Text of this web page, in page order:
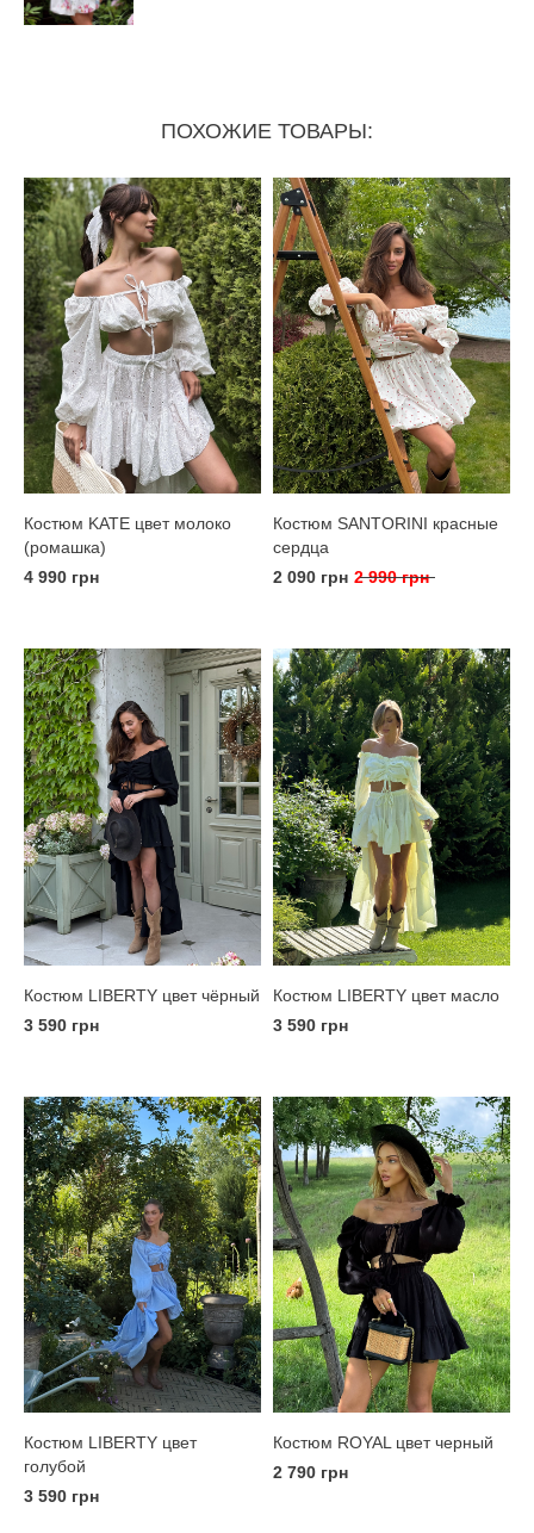
ПОХОЖИЕ ТОВАРЫ:
Костюм KATE цвет молоко
(ромашка)
4 990 грн
Костюм SANTORINI красные
сердца
2 090 грн 2 990 грн
Костюм LIBERTY цвет чёрный
3 590 грн
Костюм LIBERTY цвет масло
3 590 грн
Костюм LIBERTY цвет
голубой
3 590 грн
Костюм ROYAL цвет черный
2 790 грн